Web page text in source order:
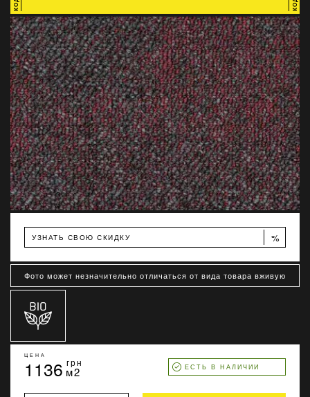
УЗНАТЬ СВОЮ СКИДКУ %
Фото может незначительно отличаться от вида товара вживую
ЦЕНА
1136 грн
м2 ЕСТЬ В НАЛИЧИИ